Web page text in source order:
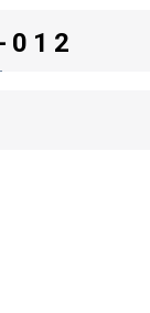
012